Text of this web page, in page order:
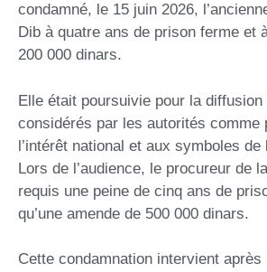
condamné, le 15 juin 2026,
Dib à quatre ans de prison ferme et
200 000 dinars.
Elle était poursuivie pour la diffusion
considérés par les autorités comme
l’intérêt national et aux symboles de
Lors de l’audience, le procureur de
requis une peine de cinq ans de
qu’une amende de 500 000 dinars.
Cette condamnation intervient après